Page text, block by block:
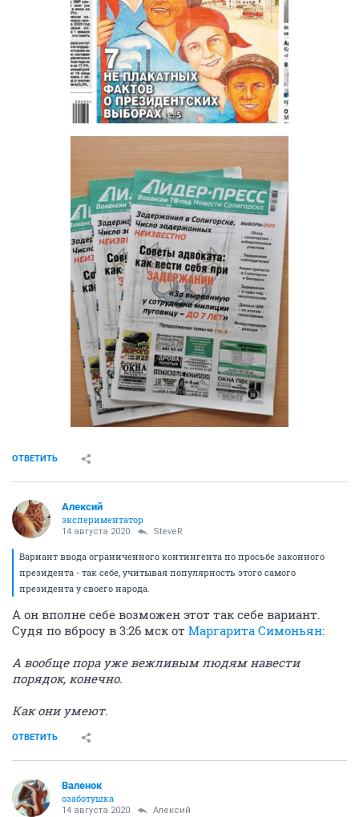
ОТВЕТИТЬ
Алексий
экспериментатор
14 августа 2020 SteveR
Вариант ввода ограниченного контингента по просьбе законного
президента - так себе, учитывая популярность этого самого
президента у своего народа.
А он вполне себе возможен этот так себе вариант.
Судя по вбросу в 3:26 мск от Маргарита Симоньян:
А вообще пора уже вежливым людям навести
порядок, конечно.
Как они умеют.
ОТВЕТИТЬ
Валенок
озаботушка
14 августа 2020 Алексий